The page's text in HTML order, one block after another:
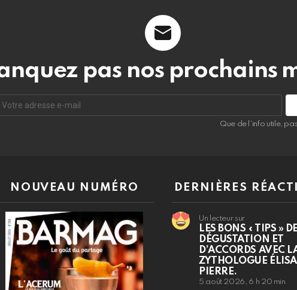
pas nos prochains
e-
Que de l’info utile,
NOUVEAU NUMÉRO DERNIÈRES
Un lecteur sur
LES BONS « TIPS » DE
DÉGUSTATION ET
D’ACCORDS AVEC
ZYTHOLOGUE
PIERRE.
5 août 2026, 6 h 20 min